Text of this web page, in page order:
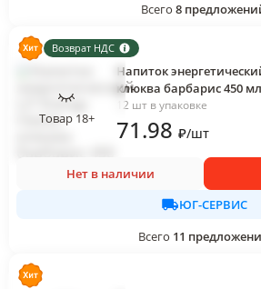
Всего 8
Возврат НДС
Товар 18+
Напиток
клюква барбарис 450
12 шт в упаковке
71.98 ₽/шт
Нет в наличии
ЮГ-СЕРВИС
Всего 11